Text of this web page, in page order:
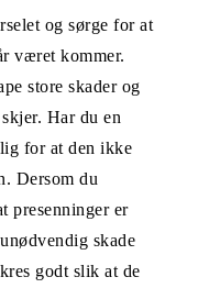
og sørge for at
været kommer.
store skader og
Har du en
for at den ikke
Dersom du
presenninger er
skade
godt slik at de